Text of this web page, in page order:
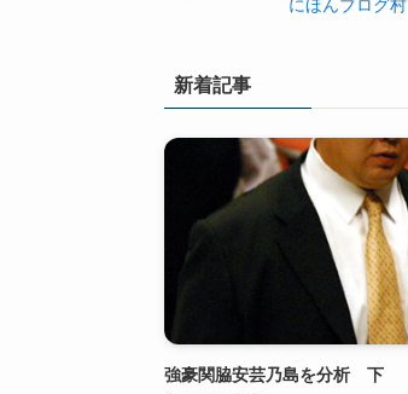
新着記事
強豪関脇安芸乃島を分析 下